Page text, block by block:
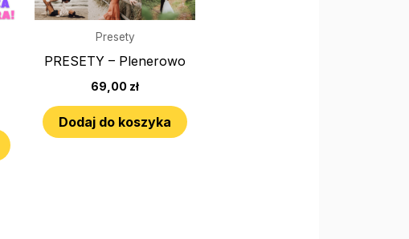
Presety
PRESETY – Plenerowo
69,00 zł
Dodaj do koszyka